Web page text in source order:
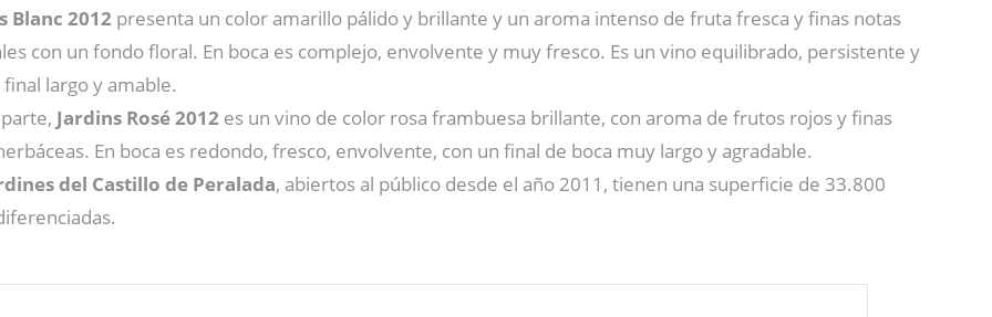
Blanc 2012 presenta un color amarillo pálido y brillante y un aroma intenso de fruta fresca y finas notas
con un fondo floral. En boca es complejo, envolvente y muy fresco. Es un vino equilibrado, persistente y
largo y amable.
Jardins Rosé 2012 es un vino de color rosa frambuesa brillante, con aroma de frutos rojos y finas
En boca es redondo, fresco, envolvente, con un final de boca muy largo y agradable.
del Castillo de Peralada, abiertos al público desde el año 2011, tienen una superficie de 33.800